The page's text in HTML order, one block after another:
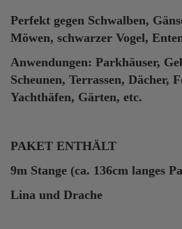
Perfekt gegen Schwalben,
Möwen, schwarzer Vogel,
Anwendungen: Parkhäuser,
Scheunen, Terrassen, Dächer,
Yachthäfen, Gärten, etc.
PAKET ENTHÄLT
9m Stange (ca. 136cm langes
Lina und Drache